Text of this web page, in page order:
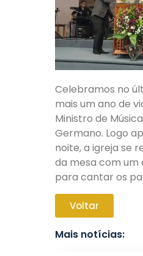
Celebramos no
mais um ano de
Ministro de
Germano. Logo
noite, a igreja se
da mesa com um
para cantar os
Voltar
Mais notícias: